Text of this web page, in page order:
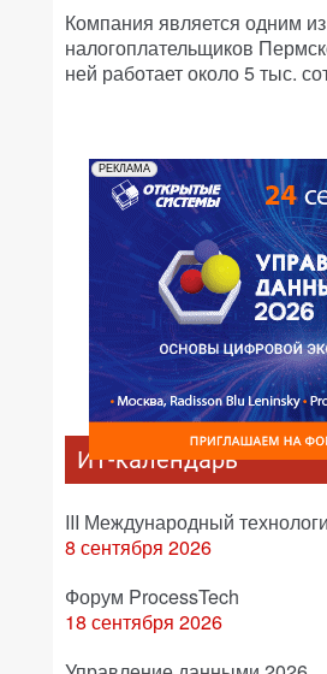
Компания является одним
налогоплательщиков
ней работает около 5 тыс.
РЕКЛАМА
ИТ-календарь
III Международный
8 сентября 2026
Форум ProcessTech
18 сентября 2026